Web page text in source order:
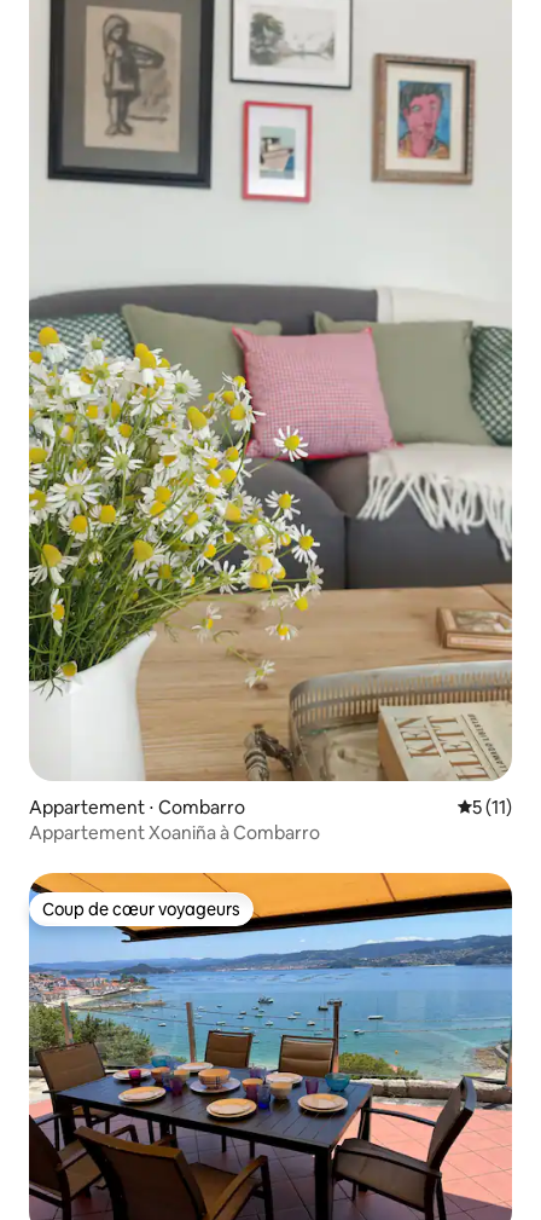
Appartement ⋅ Combarro
5 (11)
Appartement Xoaniña à Combarro
Coup de cœur voyageurs
Coup de cœur voyageurs